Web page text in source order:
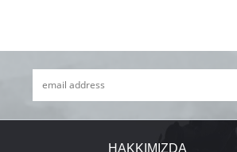
HAKKIMIZDA